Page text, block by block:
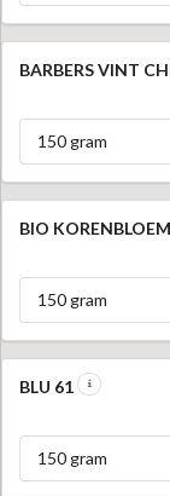
BARBERS VINT
150 gram
BIO
150 gram
BLU 61
150 gram